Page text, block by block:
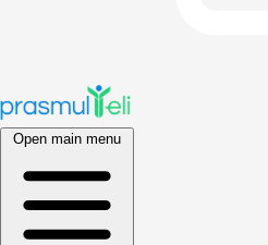
Open main menu